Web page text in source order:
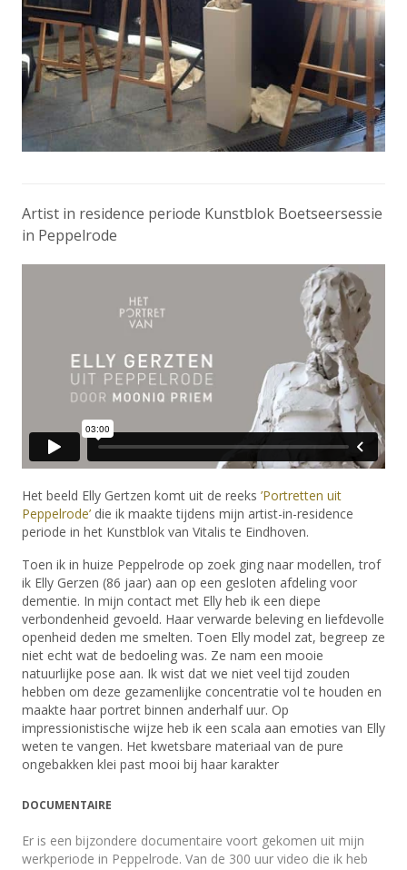
Artist in residence periode Kunstblok ​Boetseersessie
in Peppelrode
Het beeld Elly Gertzen komt uit de reeks ’Portretten uit
Peppelrode’ die ik maakte tijdens mijn artist-in-residence
periode in het Kunstblok van Vitalis te Eindhoven.
Toen ik in huize Peppelrode op zoek ging naar modellen, trof
ik Elly Gerzen (86 jaar) aan op een gesloten afdeling voor
dementie. In mijn contact met Elly heb ik een diepe
verbondenheid gevoeld. Haar verwarde beleving en liefdevolle
openheid deden me smelten. Toen Elly model zat, begreep ze
niet echt wat de bedoeling was. Ze nam een mooie
natuurlijke pose aan. Ik wist dat we niet veel tijd zouden
hebben om deze gezamenlijke concentratie vol te houden en
maakte haar portret binnen anderhalf uur. Op
impressionistische wijze heb ik een scala aan emoties van Elly
weten te vangen. Het kwetsbare materiaal van de pure
ongebakken klei past mooi bij haar karakter
DOCUMENTAIRE
Er is een bijzondere documentaire voort gekomen uit mijn
werkperiode in Peppelrode. Van de 300 uur video die ik heb